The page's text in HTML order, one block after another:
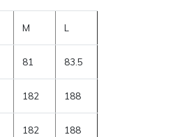
M L
81 83.5
182 188
182 188